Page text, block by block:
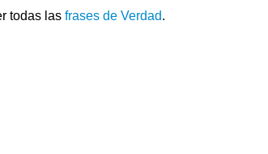
todas las frases de Verdad.